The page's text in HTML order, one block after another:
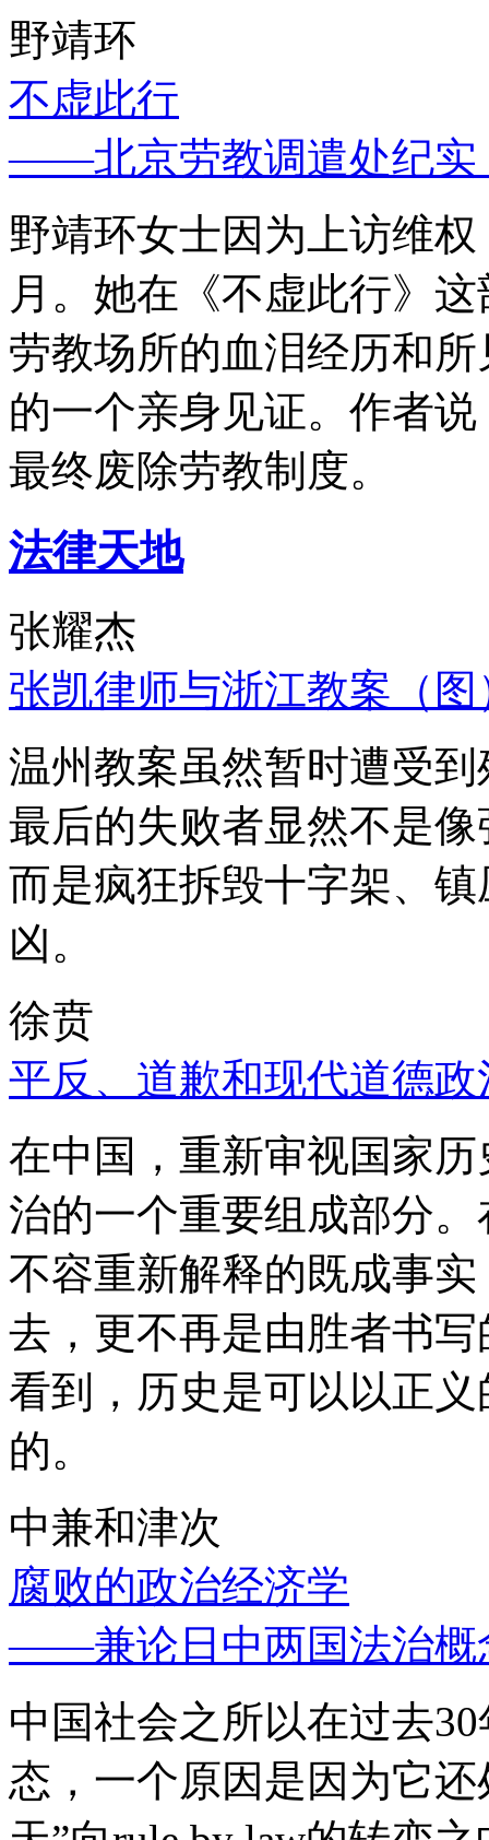
野靖环
不虚此行
——北京劳教调遣处纪实
野靖环女士因为上访维
月。她在《不虚此行》
劳教场所的血泪经历和
的一个亲身见证。作者
最终废除劳教制度。
法律天地
张耀杰
张凯律师与浙江教案（图
温州教案虽然暂时遭受
最后的失败者显然不是
而是疯狂拆毁十字架、
凶。
徐贲
平反、道歉和现代道德政
在中国，重新审视国家
治的一个重要组成部分
不容重新解释的既成事
去，更不再是由胜者书
看到，历史是可以以正
的。
中兼和津次
腐败的政治经济学
——兼论日中两国法治概
中国社会之所以在过去
态，一个原因是因为它